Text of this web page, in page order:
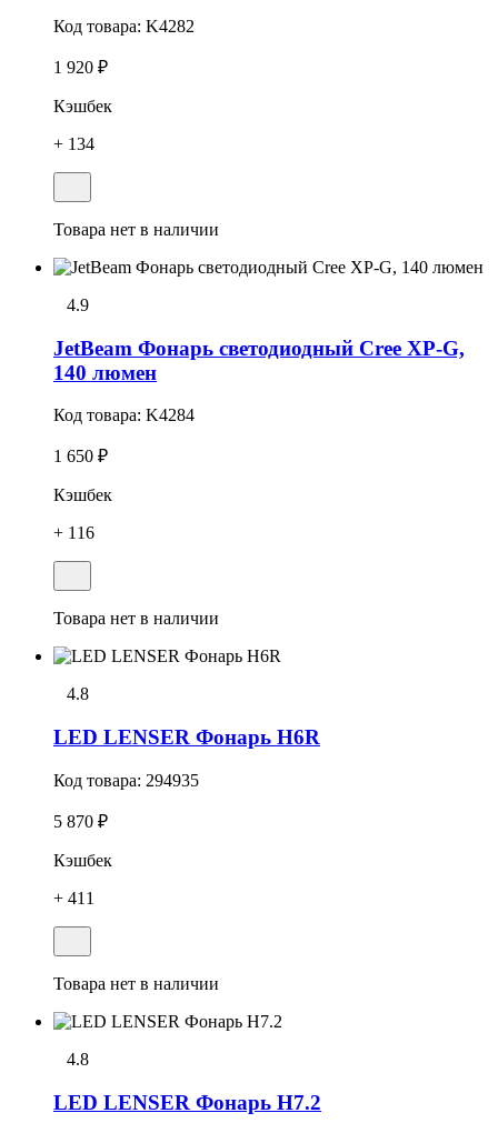
Код товара: K4282
1 920 ₽
Кэшбек
+ 134
Товара нет в наличии
4.9
JetBeam Фонарь светодиодный Cree XP-G,
140 люмен
Код товара: K4284
1 650 ₽
Кэшбек
+ 116
Товара нет в наличии
4.8
LED LENSER Фонарь H6R
Код товара: 294935
5 870 ₽
Кэшбек
+ 411
Товара нет в наличии
4.8
LED LENSER Фонарь H7.2